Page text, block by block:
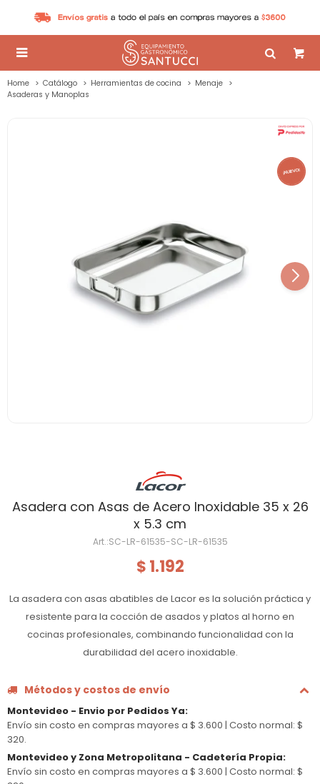

Home Catálogo Herramientas de cocina
Menaje
Asaderas y Manoplas
Asadera con Asas de Acero Inoxidable 35 x 26
x 5.3 cm
SC-LR-61535-SC-LR-61535
$ 1.192
La asadera con asas abatibles de Lacor es la solución práctica y
resistente para la cocción de asados y platos al horno en
cocinas profesionales, combinando funcionalidad con la
durabilidad del acero inoxidable.
Métodos y costos de envío
Montevideo - Envio por Pedidos Ya:
Envío sin costo en compras mayores a $ 3.600 | Costo normal: $
320.
Montevideo y Zona Metropolitana - Cadetería Propia:
Envío sin costo en compras mayores a $ 3.600 | Costo normal: $